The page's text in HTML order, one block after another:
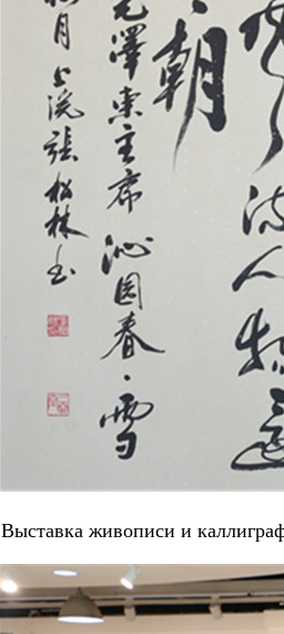
Выставка живописи и